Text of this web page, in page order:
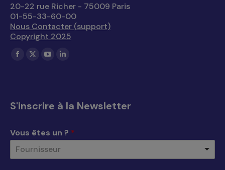
20-22 rue Richer - 75009 Paris
01-55-33-60-00
Nous Contacter (support)
Copyright 2025
Trouvez nous sur :
La
dans
nouvelle
fenêtre
La
dans
nouvelle
fenêtre
La
dans
nouvelle
fenêtre
La
dans
nouvelle
S'inscrire à la Newsletter
Vous êtes un ? *
Fournisseur